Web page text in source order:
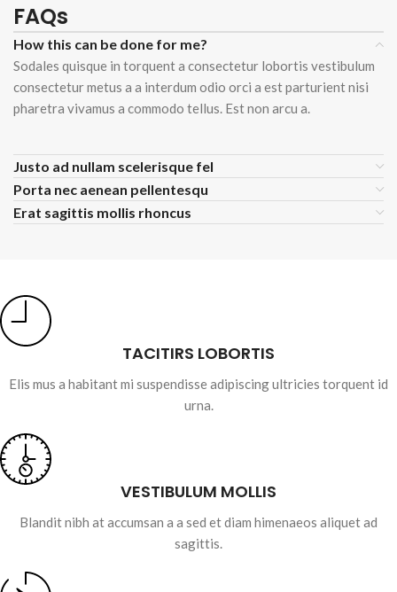
FAQs
How this can be done for me?
Sodales quisque in torquent a consectetur lobortis vestibulum
consectetur metus a a interdum odio orci a est parturient nisi
pharetra vivamus a commodo tellus. Est non arcu a.
Justo ad nullam scelerisque fel
Porta nec aenean pellentesqu
Erat sagittis mollis rhoncus
TACITIRS LOBORTIS
Elis mus a habitant mi suspendisse adipiscing ultricies torquent id
urna.
VESTIBULUM MOLLIS
Blandit nibh at accumsan a a sed et diam himenaeos aliquet ad
sagittis.